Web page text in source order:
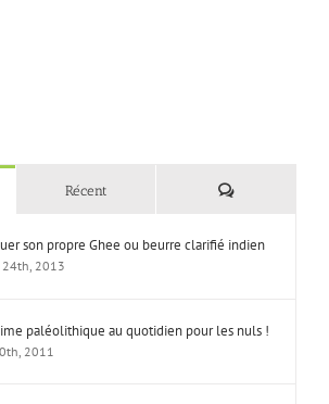
Récent Commentaires
son propre Ghee ou beurre clarifié indien
2013
paléolithique au quotidien pour les nuls !
2011